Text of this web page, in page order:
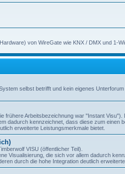
von WireGate wie KNX / DMX und 1-
selbst betrifft und kein eigenes
frühere Arbeitsbezeichnung war "Instant
dadurch kennzeichnet, dass diese zum einen
erweiterte Leistungsmerkmale bietet.
VISU (öffentlicher Teil).
Visualisierung, die sich vor allem dadurch
durch die hohe Integration deutlich